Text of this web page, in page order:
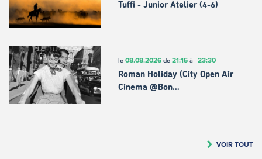
Tuffi - Junior Atelier (4-6)
le 08.08.2026de 21:15à 23:30
Roman Holiday (City Open Air
Cinema @Bon…
VOIR TOUT